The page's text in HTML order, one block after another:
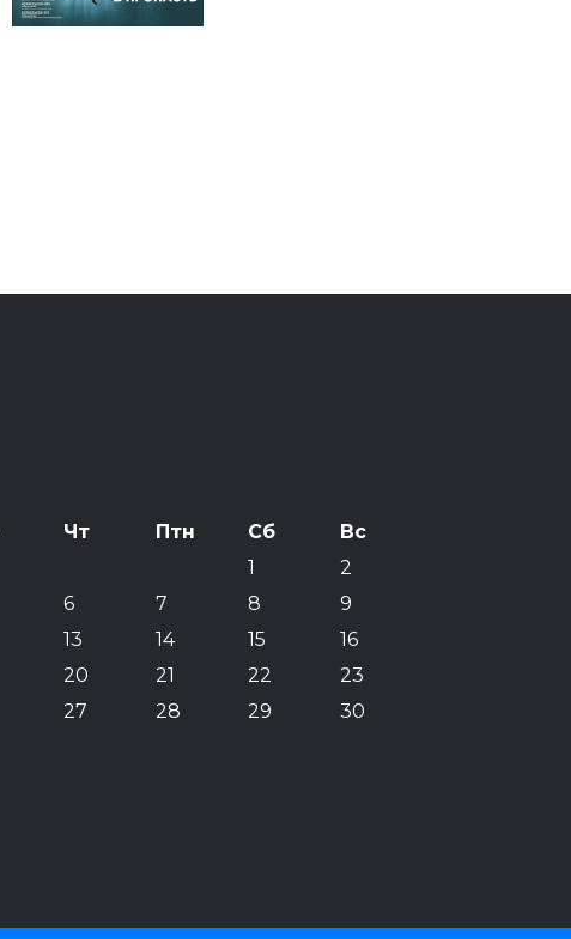
Чт Птн Сб
Вс
1
2
6 7 8
9
13 14 15
16
20 21 22
23
27 28 29
30